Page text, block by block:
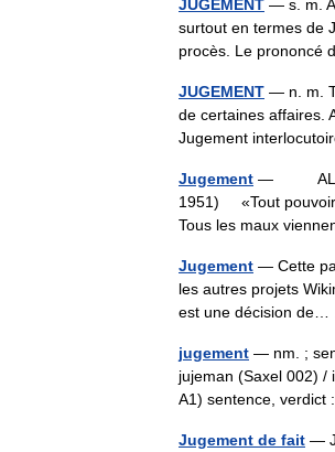
JUGEMENT — s. m.
surtout en termes de
procès. Le
JUGEMENT — n. m.
de certaines affaires.
Jugement
Jugement — ALAIN
1951) «Tout pouvoir
Tous les maux
Jugement — Cette
les autres projets
est une décision
jugement — nm. ;
jujeman (Saxel 002) /
A1) sentence,
Jugement de fait —